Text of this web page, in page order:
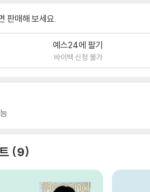
판매해 보세요.
예스24에 팔기
바이백 신청 불가
9